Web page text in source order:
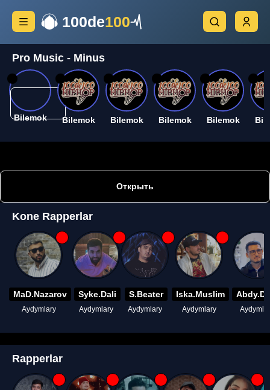
100de100
Pro Music - Minus
Bilemok Bilemok Bilemok Bilemok Bilemok
Открыть
Kone Rapperlar
MaD.Nazarov
Aydymlary
Syke.Dali
Aydymlary
S.Beater
Aydymlary
Iska.Muslim
Aydymlary
Rapperlar